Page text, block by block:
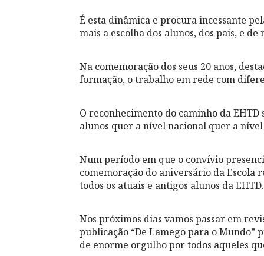
É esta dinâmica e procura incessante
mais a escolha dos alunos, dos pais, e
Na comemoração dos seus 20 anos,
formação, o trabalho em rede com
O reconhecimento do caminho da
alunos quer a nível nacional quer a
Num período em que o convívio
comemoração do aniversário da Escola
todos os atuais e antigos alunos da EHTD.
Nos próximos dias vamos passar em
publicação “De Lamego para o
de enorme orgulho por todos aqueles